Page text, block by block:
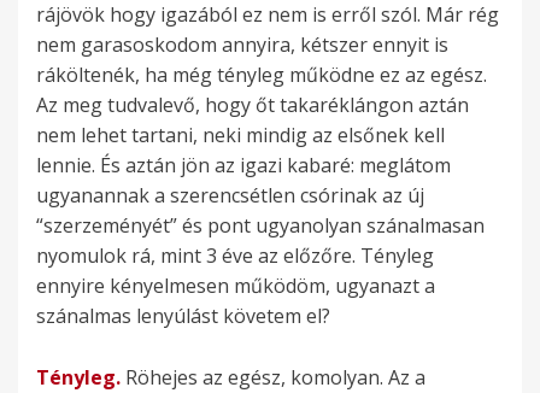
rájövök hogy igazából ez nem is erről szól. Már rég
nem garasoskodom annyira, kétszer ennyit is
ráköltenék, ha még tényleg működne ez az egész.
Az meg tudvalevő, hogy őt takaréklángon aztán
nem lehet tartani, neki mindig az elsőnek kell
lennie. És aztán jön az igazi kabaré: meglátom
ugyanannak a szerencsétlen csórinak az új
“szerzeményét” és pont ugyanolyan szánalmasan
nyomulok rá, mint 3 éve az előzőre. Tényleg
ennyire kényelmesen működöm, ugyanazt a
szánalmas lenyúlást követem el?
Tényleg. Röhejes az egész, komolyan. Az a